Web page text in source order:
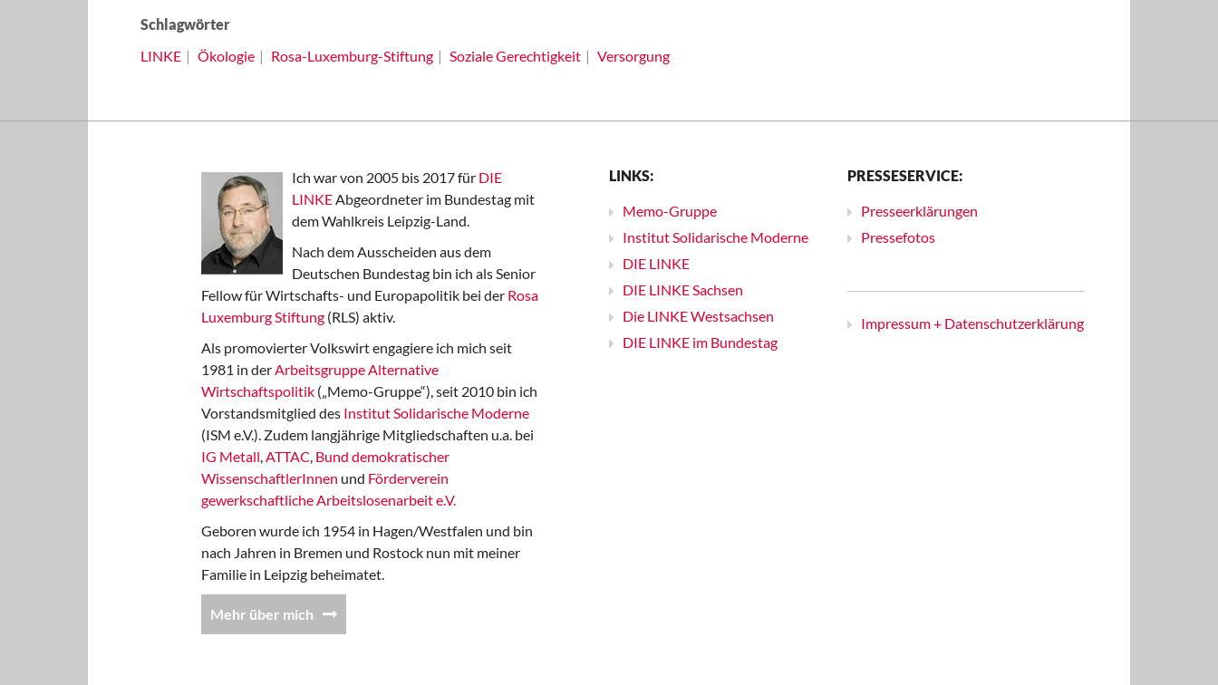
Schlagwörter
LINKE
Ökologie Rosa-Luxemburg-Stiftung Soziale Gerechtigkeit Versorgung
Ich war von 2005 bis 2017 für DIE
LINKEAbgeordneter im Bundestag mit
dem Wahlkreis Leipzig-Land.
Nach dem Ausscheiden aus dem
Deutschen Bundestag bin ich als Senior
Fellow für Wirtschafts- und Europapolitik bei der Rosa
Luxemburg Stiftung (RLS) aktiv.
Als promovierter Volkswirt engagiere ich mich seit
1981 in derArbeitsgruppe Alternative
Wirtschaftspolitik („Memo-Gruppe“), seit 2010 bin ich
Vorstandsmitglied des Institut Solidarische Moderne
(ISM e.V.). Zudem langjährige Mitgliedschaften u.a. bei
IG Metall,ATTAC, Bund demokratischer
WissenschaftlerInnen und Förderverein
gewerkschaftliche Arbeitslosenarbeit e.V.
Geboren wurde ich 1954 in Hagen/Westfalen und bin
nach Jahren in Bremen und Rostock nun mit meiner
Familie in Leipzig beheimatet.
Mehr über mich
LINKS:
Memo-Gruppe
Institut Solidarische Moderne
DIE LINKE
DIE LINKE Sachsen
Die LINKE Westsachsen
DIE LINKE im Bundestag
PRESSESERVICE:
Presseerklärungen
Pressefotos
Impressum + Datenschutzerklärung